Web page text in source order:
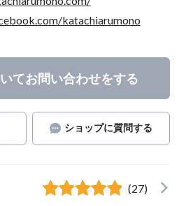
katachiarumono
てお問い合わせをする
ショップに質問する
(27)